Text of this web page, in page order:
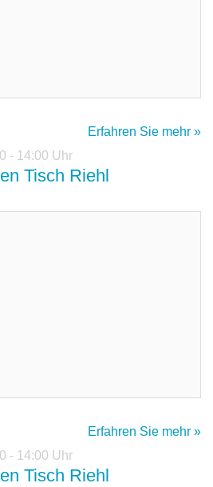
Erfahren Sie mehr »
- 14:00 Uhr
Tisch Riehl
Erfahren Sie mehr »
- 14:00 Uhr
Tisch Riehl